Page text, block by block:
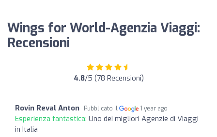
Wings for World-Agenzia Viaggi:
Recensioni
4.8/5 (78 Recensioni)
Rovin Reval Anton Pubblicato il 1 year ago
Esperienza fantastica: Uno dei migliori Agenzie di Viaggi
in Italia